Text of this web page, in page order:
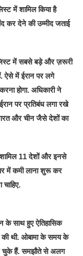
में शामिल किया है
कर देने की उम्मीद जताई
में सबसे बड़े और ज़रूरी
ऐसे में ईरान पर लगे
होगा. अधिकारी ने
पर प्रतिबंध लगा रखे
और चीन जैसे देशों का
शामिल 11 देशों और इनसे
में कमी लाना शुरू कर
के साथ हुए ऐतिहासिक
की थी. ओबामा के समय के
चुके हैं. समझौते से अलग